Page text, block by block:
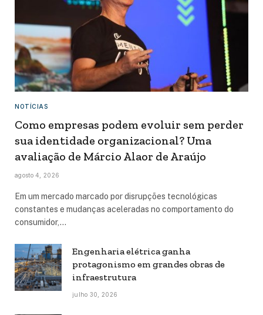
NOTÍCIAS
Como empresas podem evoluir sem perder
sua identidade organizacional? Uma
avaliação de Márcio Alaor de Araújo
agosto 4, 2026
Em um mercado marcado por disrupções tecnológicas
constantes e mudanças aceleradas no comportamento do
consumidor,…
Engenharia elétrica ganha
protagonismo em grandes obras de
infraestrutura
julho 30, 2026